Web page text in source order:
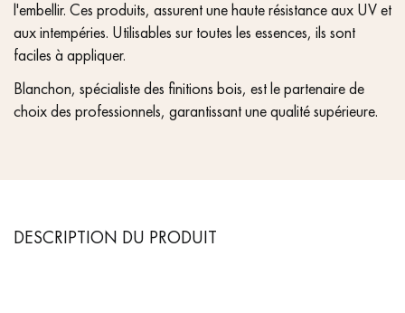
l'embellir. Ces produits, assurent une haute résistance aux UV et
aux intempéries. Utilisables sur toutes les essences, ils sont
faciles à appliquer.
Blanchon, spécialiste des finitions bois, est le partenaire de
choix des professionnels, garantissant une qualité supérieure.
DESCRIPTION DU PRODUIT